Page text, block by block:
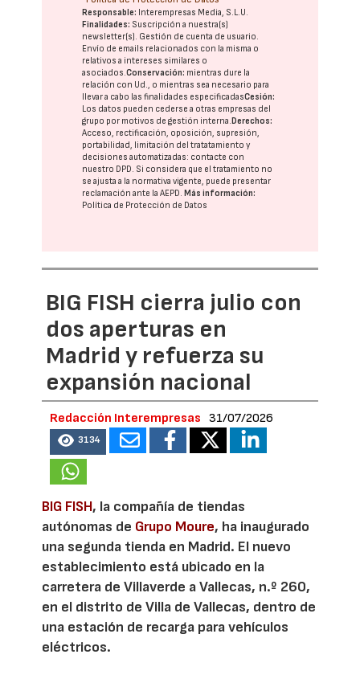
Responsable: Interempresas Media, S.L.U.
Finalidades: Suscripción a nuestra(s)
newsletter(s). Gestión de cuenta de usuario.
Envío de emails relacionados con la misma o
relativos a intereses similares o
asociados.Conservación: mientras dure la
relación con Ud., o mientras sea necesario para
llevar a cabo las finalidades especificadasCesión:
Los datos pueden cederse a otras empresas del
grupo por motivos de gestión interna. Derechos:
Acceso, rectificación, oposición, supresión,
portabilidad, limitación del tratatamiento y
decisiones automatizadas: contacte con
nuestro DPD. Si considera que el tratamiento no
se ajusta a la normativa vigente, puede presentar
reclamación ante laAEPD. Más información:
Política de Protección de Datos
BIG FISH cierra julio con
dos aperturas en
Madrid y refuerza su
expansión nacional
Redacción Interempresas 31/07/2026
3134
BIG FISH, la compañía de tiendas
autónomas de Grupo Moure, ha inaugurado
una segunda tienda en Madrid. El nuevo
establecimiento está ubicado en la
carretera de Villaverde a Vallecas, n.º 260,
en el distrito de Villa de Vallecas, dentro de
una estación de recarga para vehículos
eléctricos.